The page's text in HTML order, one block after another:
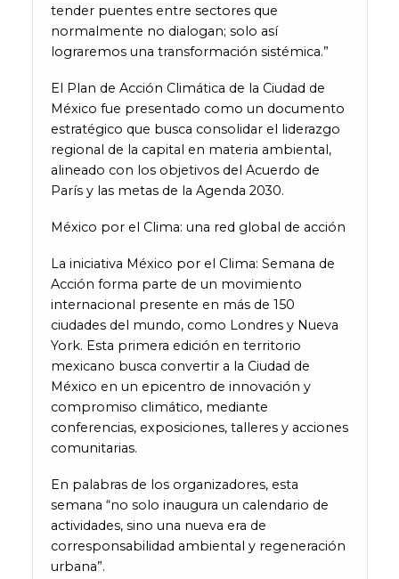
tender puentes entre sectores que
normalmente no dialogan; solo así
lograremos una transformación sistémica.”
El Plan de Acción Climática de la Ciudad de
México fue presentado como un documento
estratégico que busca consolidar el liderazgo
regional de la capital en materia ambiental,
alineado con los objetivos del Acuerdo de
París y las metas de la Agenda 2030.
México por el Clima: una red global de acción
La iniciativa México por el Clima: Semana de
Acción forma parte de un movimiento
internacional presente en más de 150
ciudades del mundo, como Londres y Nueva
York. Esta primera edición en territorio
mexicano busca convertir a la Ciudad de
México en un epicentro de innovación y
compromiso climático, mediante
conferencias, exposiciones, talleres y acciones
comunitarias.
En palabras de los organizadores, esta
semana “no solo inaugura un calendario de
actividades, sino una nueva era de
corresponsabilidad ambiental y regeneración
urbana”.